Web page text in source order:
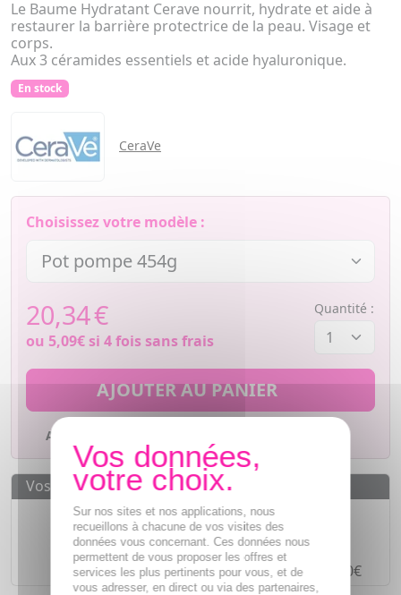
Le Baume Hydratant Cerave nourrit, hydrate et aide à
restaurer la barrière protectrice de la peau. Visage et
corps.
Aux 3 céramides essentiels et acide hyaluronique.
En stock
CeraVe
Choisissez votre modèle :
20,34€
ou 5,09€si 4 fois sans frais
Quantité :
AJOUTER AU PANIER
Ajouter à mes favoris
Vos avantages
Des prixIMBATTABLES
Paiement en ligneSÉCURISÉ
Paiement en4 fois sans fraisà partir de 30€
Sur nos sites et nos applications, nous
recueillons à chacune de vos visites des
données vous concernant. Ces données nous
permettent de vous proposer les offres et
services les plus pertinents pour vous, et de
vous adresser, en direct ou via des partenaires,